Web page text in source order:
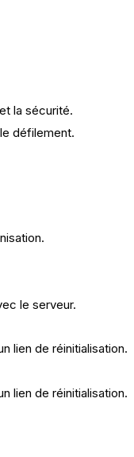
la sécurité.
défilement.
le serveur.
lien de réinitialisation.
lien de réinitialisation.